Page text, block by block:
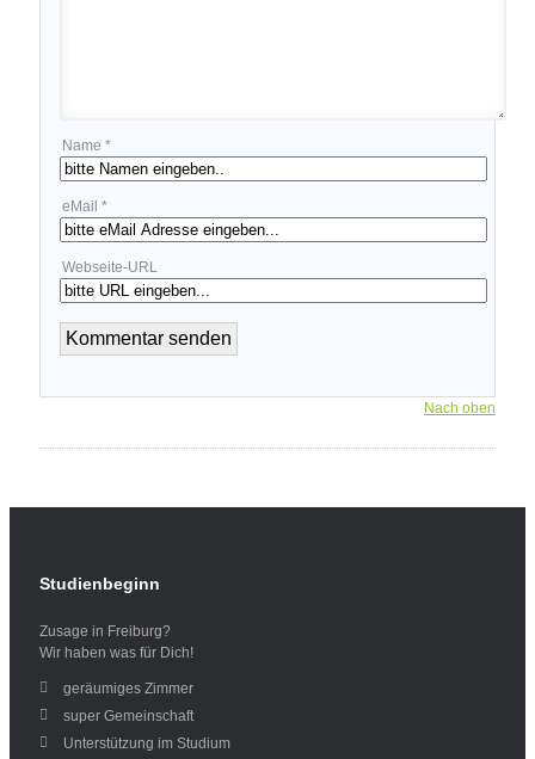
Name *
eMail *
Webseite-URL
Nach oben
Studienbeginn
Zusage in Freiburg?
Wir haben was für Dich!
geräumiges Zimmer
super Gemeinschaft
Unterstützung im Studium